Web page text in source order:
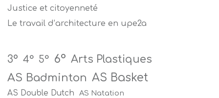
Justice et citoyenneté
Le travail d’architecture en upe2a
3° 4° 5° 6° Arts Plastiques
AS Badminton AS Basket
AS Double Dutch AS Natation